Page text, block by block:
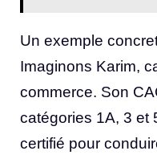
Un exemple
Imaginons Karim,
commerce. Son
catégories 1A, 3 et
certifié pour